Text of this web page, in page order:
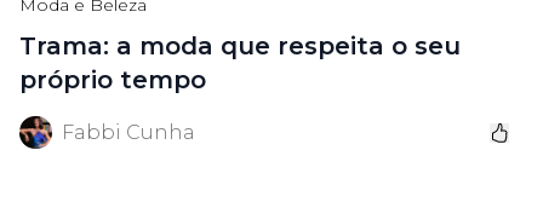
Moda e Beleza
Trama: a moda que respeita o seu
próprio tempo
Fabbi Cunha